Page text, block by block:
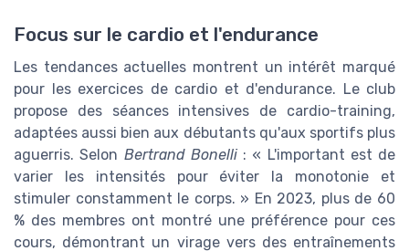
Focus sur le cardio et l'endurance
Les tendances actuelles montrent un intérêt marqué
pour les exercices de cardio et d'endurance. Le club
propose des séances intensives de cardio-training,
adaptées aussi bien aux débutants qu'aux sportifs plus
aguerris. Selon Bertrand Bonelli: « L'important est de
varier les intensités pour éviter la monotonie et
stimuler constamment le corps. » En 2023, plus de 60
% des membres ont montré une préférence pour ces
cours, démontrant un virage vers des entraînements